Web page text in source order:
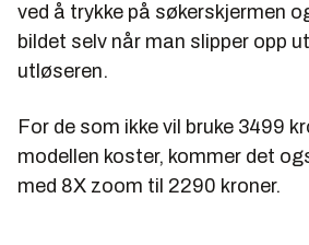
ved å trykke på søkerskjermen
bildet selv når man slipper opp
utløseren.
For de som ikke vil bruke 3499
modellen koster, kommer det
med 8X zoom til 2290 kroner.